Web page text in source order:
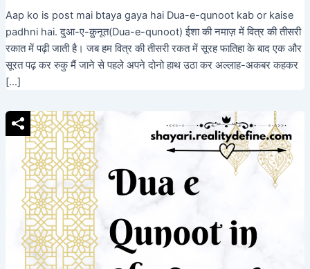
Aap ko is post mai btaya gaya hai Dua-e-qunoot kab or kaise
padhni hai. दुआ-ए-क़ुनूत(Dua-e-qunoot) ईशा की नमाज़ में वित्र की तीसरी
रकात में पढ़ी जाती है। जब हम वित्र की तीसरी रकत में सूरह फातिहा के बाद एक और
सूरत पढ़ कर रुकु मैं जाने से पहले अपने दोनो हाथ उठा कर अल्लाह-अकबर कहकर
[…]